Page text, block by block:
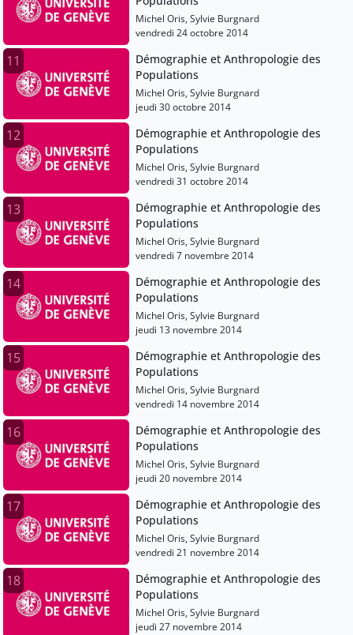
Michel Oris, Sylvie Burgnard
vendredi 24 octobre 2014
11
Démographie et Anthropologie des
Populations
Michel Oris, Sylvie Burgnard
jeudi 30 octobre 2014
12
Démographie et Anthropologie des
Populations
Michel Oris, Sylvie Burgnard
vendredi 31 octobre 2014
13
Démographie et Anthropologie des
Populations
Michel Oris, Sylvie Burgnard
vendredi 7 novembre 2014
14
Démographie et Anthropologie des
Populations
Michel Oris, Sylvie Burgnard
jeudi 13 novembre 2014
15
Démographie et Anthropologie des
Populations
Michel Oris, Sylvie Burgnard
vendredi 14 novembre 2014
16
Démographie et Anthropologie des
Populations
Michel Oris, Sylvie Burgnard
jeudi 20 novembre 2014
17
Démographie et Anthropologie des
Populations
Michel Oris, Sylvie Burgnard
vendredi 21 novembre 2014
18
Démographie et Anthropologie des
Populations
Michel Oris, Sylvie Burgnard
jeudi 27 novembre 2014